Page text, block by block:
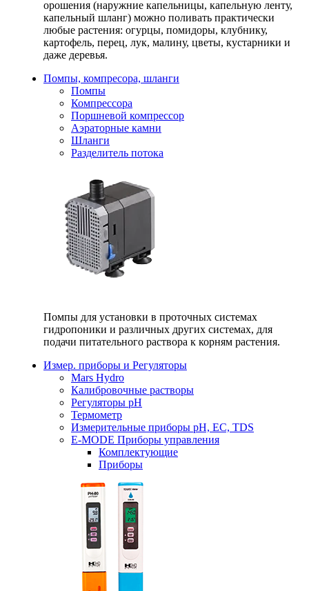
орошения (наружние капельницы, капельную ленту,
капельный шланг) можно поливать практически
любые растения: огурцы, помидоры, клубнику,
картофель, перец, лук, малину, цветы, кустарники и
даже деревья.
Помпы, компресора, шланги
Помпы
Компрессора
Поршневой компрессор
Аэраторные камни
Шланги
Разделитель потока
Помпы для установки в проточных системах
гидропоники и различных других системах, для
подачи питательного раствора к корням растения.
Измер. приборы и Регуляторы
Mars Hydro
Калибровочные растворы
Регуляторы рН
Термометр
Измерительные приборы pH, EC, TDS
E-MODE Приборы управления
Комплектующие
Приборы